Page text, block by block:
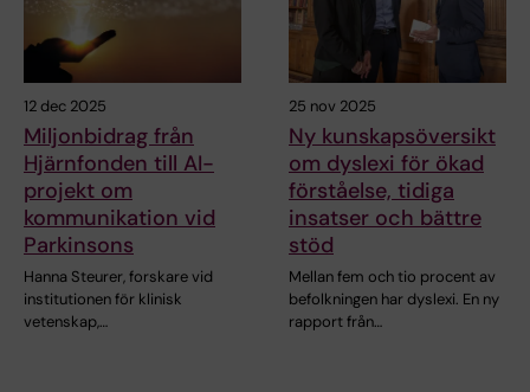
12 dec 2025
Miljonbidrag från
Hjärnfonden till AI-
projekt om
kommunikation vid
Parkinsons
Hanna Steurer, forskare vid
institutionen för klinisk
vetenskap,…
25 nov 2025
Ny kunskapsöversikt
om dyslexi för ökad
förståelse, tidiga
insatser och bättre
stöd
Mellan fem och tio procent av
befolkningen har dyslexi. En ny
rapport från…